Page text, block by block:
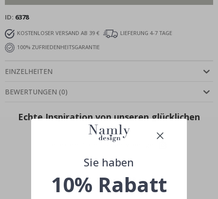
ID 6378
KOSTENLOSER VERSAND AB 39 €
LIEFERUNG 4-7 TAGE
100% ZUFRIEDENHEITSGARANTIE
EINZELHEITEN
BEWERTUNGEN (0)
Echte Inspiration von unseren glücklichen
Kunden!
Teile dein Bild mit #namly_design
Sie haben
10% Rabatt